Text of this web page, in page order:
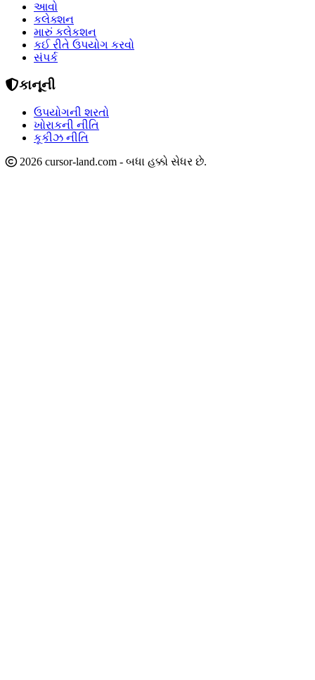
આવો
કલેક્શન
મારું કલેકશન
કઈ રીતે ઉપયોગ કરવો
સંપર્ક
કાનૂની
ઉપયોગની શરતો
ખોરાકની નીતિ
કૂકીઝ નીતિ
2026 cursor-land.com - બધા હક્કો સેધર છે.